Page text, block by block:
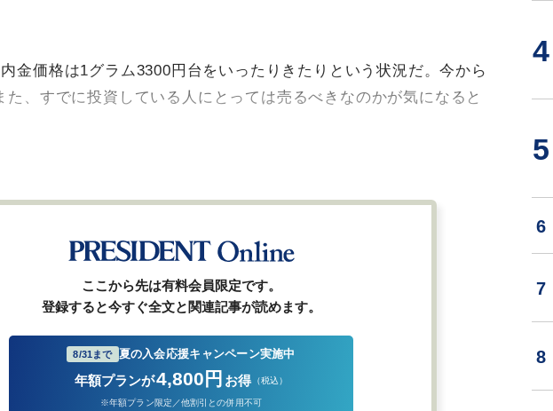
金価格は1グラム3300円台をいったりきたりという状況だ。今から
た、すでに投資している人にとっては売るべきなのかが気になると
ここから先は有料会員限定です。
登録すると今すぐ全文と関連記事が読めます。
8/31まで 夏の入会応援キャンペーン実施中
年額プランが4,800円 お得 （税込）
※年額プラン限定／他割引との併用不可